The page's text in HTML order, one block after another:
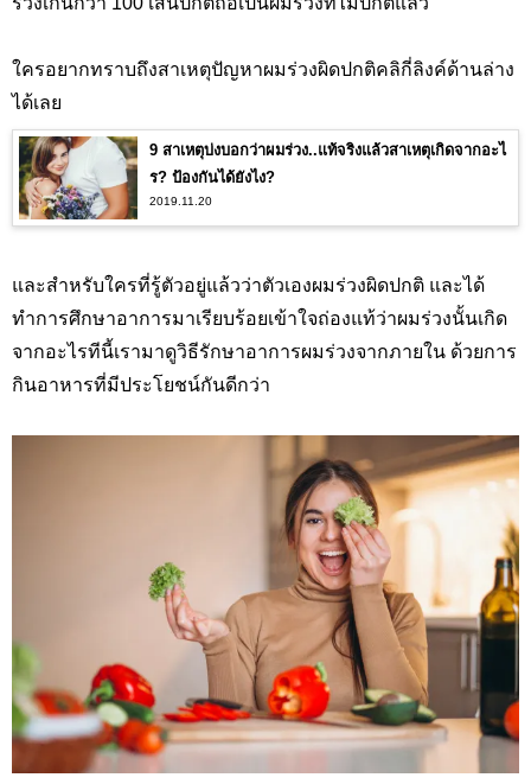
ใครอยากทราบถึงสาเหตุปัญหาผมร่วงผิดปกติคลิกี่ลิงค์ด้านล่าง
ได้เลย
9 สาเหตุบ่งบอกว่าผมร่วง..แท้จริงแล้วสาเหตุเกิดจากอะไ
ร? ป้องกันได้ยังไง?
2019.11.20
และสำหรับใครที่รู้ตัวอยู่แล้วว่าตัวเองผมร่วงผิดปกติ และได้
ทำการศึกษาอาการมาเรียบร้อยเข้าใจถ่องแท้ว่าผมร่วงนั้นเกิด
จากอะไรทีนี้เรามาดูวิธีรักษาอาการผมร่วงจากภายใน ด้วยการ
กินอาหารที่มีประโยชน์กันดีกว่า